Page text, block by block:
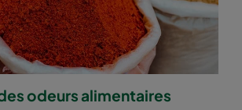
odeurs alimentaires